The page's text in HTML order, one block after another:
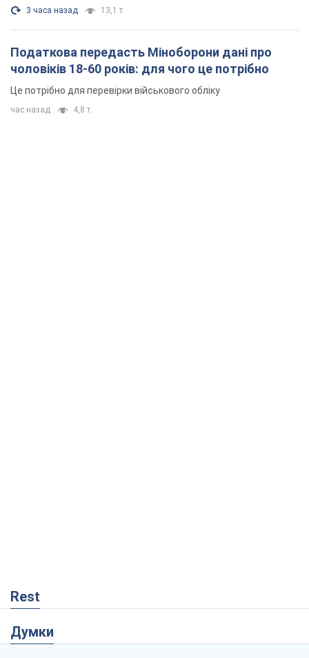
3 часа назад 13,1 т.
Податкова передасть Міноборони дані про
чоловіків 18-60 років: для чого це потрібно
Це потрібно для перевірки військового обліку
час назад 4,8 т.
Rest
Думки